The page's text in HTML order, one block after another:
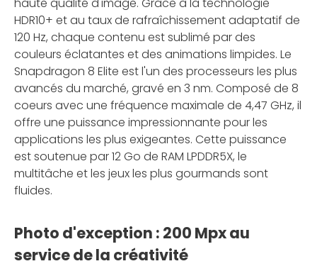
haute qualité d'image. Grâce à la technologie
HDR10+ et au taux de rafraîchissement adaptatif de
120 Hz, chaque contenu est sublimé par des
couleurs éclatantes et des animations limpides. Le
Snapdragon 8 Elite est l'un des processeurs les plus
avancés du marché, gravé en 3 nm. Composé de 8
coeurs avec une fréquence maximale de 4,47 GHz, il
offre une puissance impressionnante pour les
applications les plus exigeantes. Cette puissance
est soutenue par 12 Go de RAM LPDDR5X, le
multitâche et les jeux les plus gourmands sont
fluides.
Photo d'exception : 200 Mpx au
service de la créativité